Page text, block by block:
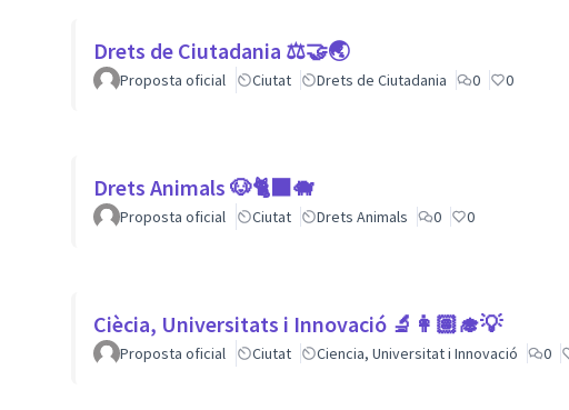
Drets de Ciutadania ⚖️🤝🌏
Proposta oficial Ciutat Drets de Ciutadania 0 0
Drets Animals 🐶🐈‍⬛️🐗
Proposta oficial Ciutat Drets Animals 0 0
Ciècia, Universitats i Innovació 🔬👩🏽‍🎓💡
Proposta oficial Ciutat Ciencia, Universitat i Innovació 0